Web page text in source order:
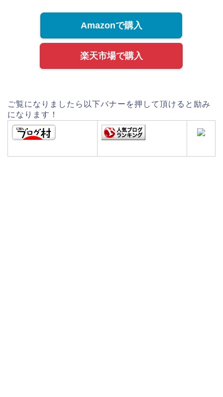
Amazonで購入
楽天市場で購入
ご覧になりましたら以下バナーを押して頂けると励み
になります！